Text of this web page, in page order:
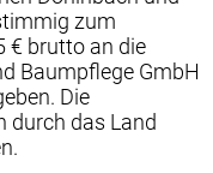
zum
€ brutto an die
Baumpflege GmbH
Die
durch das Land